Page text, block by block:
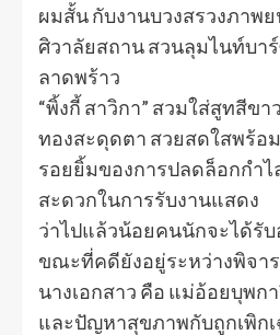
ผมสั้น กับงานบวงสรวงภาพย
ศิวาลัยสถาน สวนลุมไนท์บา
ลาดพร้าว
“พิ้งกี้ สาวิกา” สวมใส่สูทสีข
ทองสะดุดตา สวยสดใสพร้อ
รอยยิ้มของการปลดล็อกกำไ
สะดวกในการรับงานแสดง
ว่าไปแล้วน้อยคนนักจะได้รั
ขณะที่คดียังอยู่ระหว่างพิจา
นางเอกสาว คือ แม่อ้อยบุพก
และปัญหาสุขภาพกับถูกเพิกเ